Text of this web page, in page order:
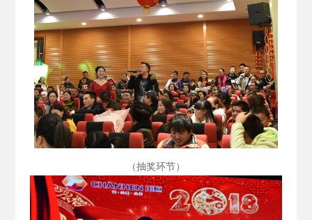
（抽奖环节）